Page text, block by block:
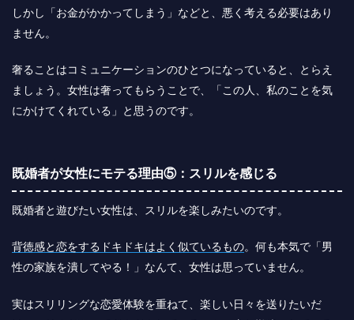
しかし「お金がかかってしまう」などと、悪く考える必要はあり
ません。
奢ることはコミュニケーションのひとつになっていると、とらえ
ましょう。女性は奢ってもらうことで、「この人、私のことを気
にかけてくれている」と思うのです。
既婚者が女性にモテる理由⑤：スリルを感じる
既婚者と遊びたい女性は、スリルを楽しみたいのです。
背徳感と恋をするドキドキはよく似ているもの。何も本気で「男
性の家族を潰してやる！」なんて、女性は思っていません。
実はスリリングな恋愛体験を重ねて、楽しい日々を送りたいだ